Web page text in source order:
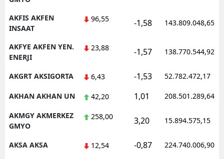
AKFIS AKFEN
INSAAT
96,55 -1,58 143.809.048,65
AKFYE AKFEN YEN.
ENERJI
23,88 -1,57 138.770.544,92
AKGRT AKSIGORTA 6,43 -1,53 52.782.472,17
AKHAN AKHAN UN 42,20 1,01 208.501.289,64
AKMGY AKMERKEZ
GMYO
258,00 3,20 15.894.575,15
AKSA AKSA 12,54 -0,87 224.740.006,90